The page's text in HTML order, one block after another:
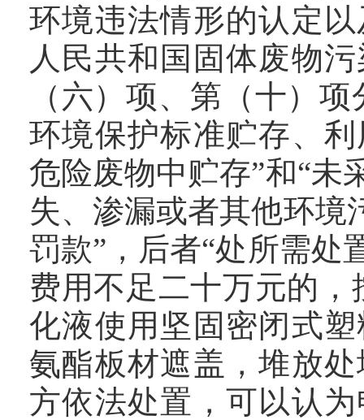
环境违法情形的认定
人民共和国固体废物
（六）项、第（十）
环境保护标准贮存、
危险废物中贮存”和“未
失、渗漏或者其他环境
罚款”，后者“处所需处
费用不足二十万元的
化液使用坚固密闭式
氨酯板材遮盖，堆放
方依法处置，可以认